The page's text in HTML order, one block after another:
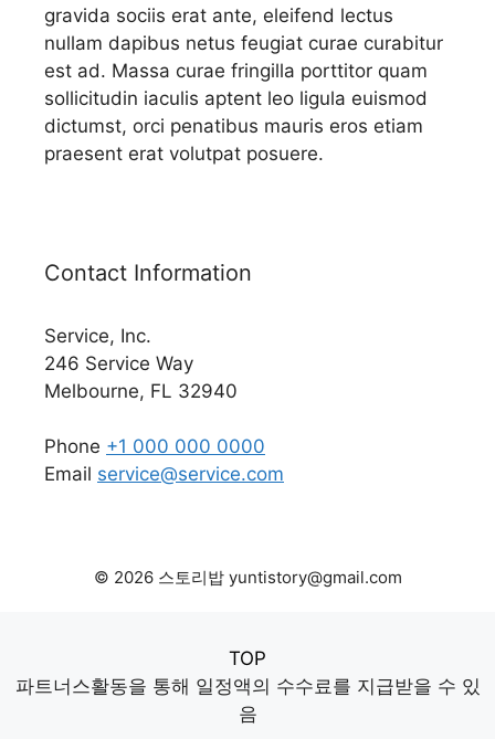
gravida sociis erat ante, eleifend lectus
nullam dapibus netus feugiat curae curabitur
est ad. Massa curae fringilla porttitor quam
sollicitudin iaculis aptent leo ligula euismod
dictumst, orci penatibus mauris eros etiam
praesent erat volutpat posuere.
Contact Information
Service, Inc.
246 Service Way
Melbourne, FL 32940
Phone +1 000 000 0000
Email service@service.com
© 2026 스토리밥 yuntistory@gmail.com
TOP
파트너스활동을 통해 일정액의 수수료를 지급받을 수 있
음